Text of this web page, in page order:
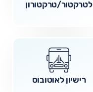
לטרקטור/טרקטורון
רישיון לאוטובוס